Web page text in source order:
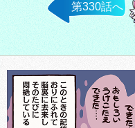
第330話へ